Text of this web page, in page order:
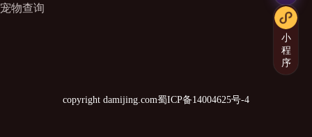
宠物查询
copyright damijing.com蜀ICP备14004625号-4
小
程
序